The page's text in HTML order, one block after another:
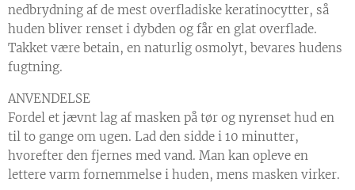
nedbrydning af de mest overfladiske keratinocytter, så
huden bliver renset i dybden og får en glat overflade.
Takket være betain, en naturlig osmolyt, bevares hudens
fugtning.
ANVENDELSE
Fordel et jævnt lag af masken på tør og nyrenset hud en
til to gange om ugen. Lad den sidde i 10 minutter,
hvorefter den fjernes med vand. Man kan opleve en
lettere varm fornemmelse i huden, mens masken virker.